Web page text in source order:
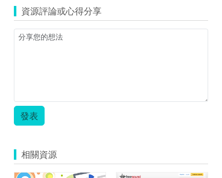
資源評論或心得分享
發表
相關資源